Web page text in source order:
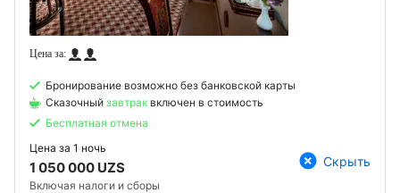
Бронирование возможно без банковской карты
Сказочный завтрак включен в стоимость
Бесплатная отмена
Цена за 1 ночь
1 050 000 UZS
Включая налоги и сборы
Скрыть